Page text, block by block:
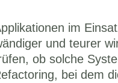
im
und teurer
ob solche
bei dem